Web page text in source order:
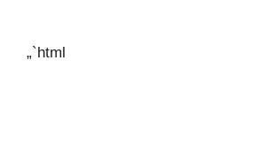
„`html